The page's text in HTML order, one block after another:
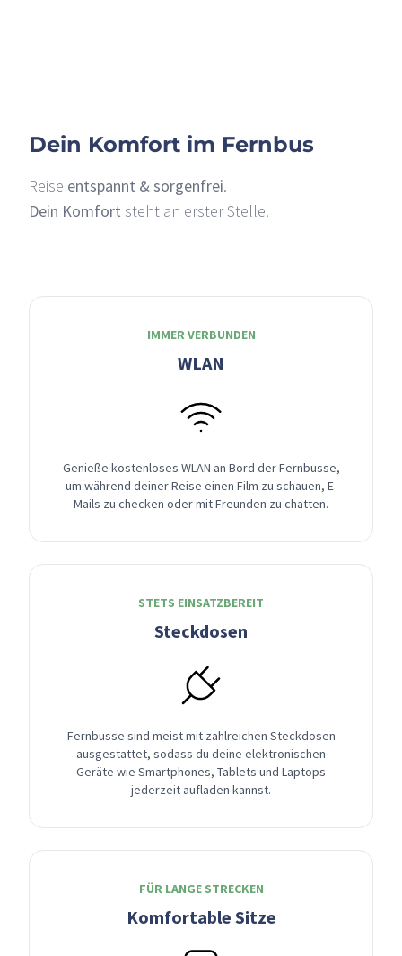
Dein Komfort im Fernbus
Reise entspannt & sorgenfrei.
Dein Komfort steht an erster Stelle.
IMMER VERBUNDEN
WLAN
Genieße kostenloses WLAN an Bord der Fernbusse,
um während deiner Reise einen Film zu schauen, E-
Mails zu checken oder mit Freunden zu chatten.
STETS EINSATZBEREIT
Steckdosen
Fernbusse sind meist mit zahlreichen Steckdosen
ausgestattet, sodass du deine elektronischen
Geräte wie Smartphones, Tablets und Laptops
jederzeit aufladen kannst.
FÜR LANGE STRECKEN
Komfortable Sitze